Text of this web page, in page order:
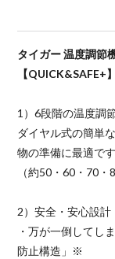
タイガー 温度調節
【QUICK&SAFE+
1）6段階の温度調
ダイヤル式の簡単
物の準備に最適です
（約50・60・70・
2）安全・安心設計
・万が一倒してし
防止構造」※